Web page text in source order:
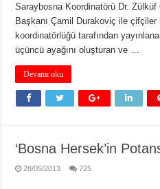
Saraybosna Koordinatörü Dr.
Başkanı Çamil Durakoviç ile çifçiler
koordinatörlüğü tarafından
üçüncü ayağını oluşturan ve …
Devamı oku
‘Bosna Hersek’in
28/05/2013 725